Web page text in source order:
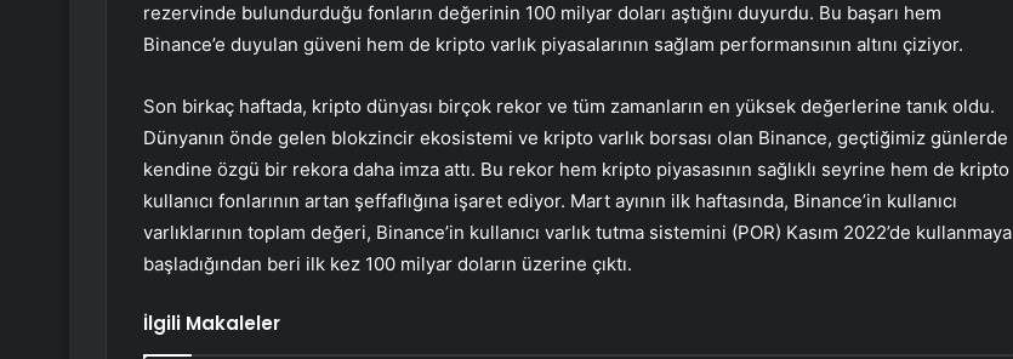
rezervinde bulundurduğu fonların değerinin 100 milyar doları aştığını duyurdu. Bu başarı hem
Binance’e duyulan güveni hem de kripto varlık piyasalarının sağlam performansının altını çiziyor.
Son birkaç haftada, kripto dünyası birçok rekor ve tüm zamanların en yüksek değerlerine tanık oldu.
Dünyanın önde gelen blokzincir ekosistemi ve kripto varlık borsası olan Binance, geçtiğimiz günlerde
kendine özgü bir rekora daha imza attı. Bu rekor hem kripto piyasasının sağlıklı seyrine hem de kripto
kullanıcı fonlarının artan şeffaflığına işaret ediyor. Mart ayının ilk haftasında, Binance’in kullanıcı
varlıklarının toplam değeri, Binance’in kullanıcı varlık tutma sistemini (POR) Kasım 2022’de kullanmaya
başladığından beri ilk kez 100 milyar doların üzerine çıktı.
İlgili Makaleler